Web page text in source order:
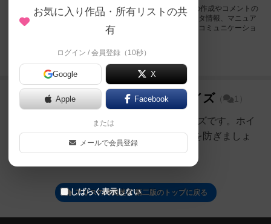
ログインするとアリスの時間迷宮 第二版に関する掲示板の作成やコメントの
書き込みが出来るようになります。ルールの疑問やエラッタ情報、マニュア
ルでは判断し辛い曖昧な表記等について会員同士で自由にコミュニケーショ
ログイン/無料会員登録
が閲覧 スリーブサイズ （ 1）
スリーブサイズは64×89mmがジャストサイズです。ホイ
ル加工されている物なのでスリーブで劣化を防ぎましょ
う。
アリスの時間迷宮 第二版のトップに戻る
お気に入り作品・所有リストの共
有
ログイン / 会員登録（10秒）
Google X
Apple Facebook
または
メールで会員登録
しばらく表示しない